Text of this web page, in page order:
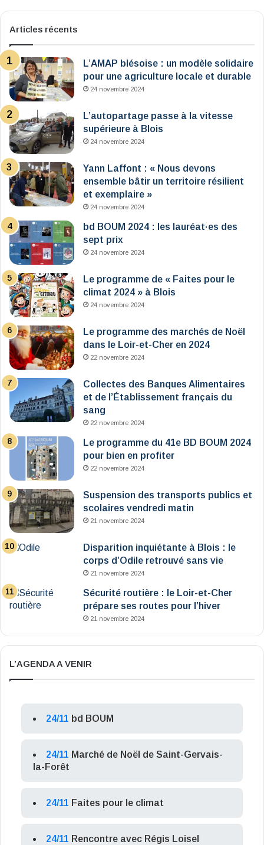
Articles récents
L’AMAP blésoise : un modèle solidaire
pour une agriculture locale et durable
24 novembre 2024
L’autopartage passe à la vitesse
supérieure à Blois
24 novembre 2024
Yann Laffont : « Nous devons
ensemble bâtir un territoire résilient
et exemplaire »
24 novembre 2024
bd BOUM 2024 : les lauréat·es des
sept prix
24 novembre 2024
Le programme de « Faites pour le
climat 2024 » à Blois
24 novembre 2024
Le programme des marchés de Noël
dans le Loir-et-Cher en 2024
22 novembre 2024
Collectes des Banques Alimentaires
et de l’Établissement français du
sang
22 novembre 2024
Le programme du 41e BD BOUM 2024
pour bien en profiter
22 novembre 2024
Suspension des transports publics et
scolaires vendredi matin
21 novembre 2024
Disparition inquiétante à Blois : le
corps d’Odile retrouvé sans vie
21 novembre 2024
Sécurité routière : le Loir-et-Cher
prépare ses routes pour l’hiver
21 novembre 2024
L’AGENDA A VENIR
24/11 bd BOUM
24/11 Marché de Noël de Saint-Gervais-
la-Forêt
24/11 Faites pour le climat
24/11 Rencontre avec Régis Loisel